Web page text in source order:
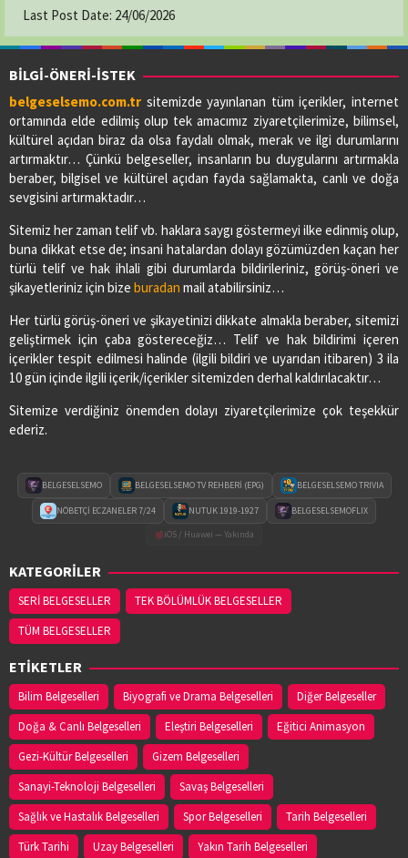
Last Post Date: 24/06/2026
BİLGİ-ÖNERİ-İSTEK
belgeselsemo.com.tr sitemizde yayınlanan tüm içerikler, internet
ortamında elde edilmiş olup tek amacımız ziyaretçilerimize, bilimsel,
kültürel açıdan biraz da olsa faydalı olmak, merak ve ilgi durumlarını
artırmaktır… Çünkü belgeseller, insanların bu duygularını artırmakla
beraber, bilgisel ve kültürel açıdan fayda sağlamakta, canlı ve doğa
sevgisini artırmaktadır…
Sitemiz her zaman telif vb. haklara saygı göstermeyi ilke edinmiş olup,
buna dikkat etse de; insani hatalardan dolayı gözümüzden kaçan her
türlü telif ve hak ihlali gibi durumlarda bildirileriniz, görüş-öneri ve
şikayetleriniz için bize buradan mail atabilirsiniz…
Her türlü görüş-öneri ve şikayetinizi dikkate almakla beraber, sitemizi
geliştirmek için çaba göstereceğiz… Telif ve hak bildirimi içeren
içerikler tespit edilmesi halinde (ilgili bildiri ve uyarıdan itibaren) 3 ila
10 gün içinde ilgili içerik/içerikler sitemizden derhal kaldırılacaktır…
Sitemize verdiğiniz önemden dolayı ziyaretçilerimize çok teşekkür
ederiz.
BELGESELSEMO BELGESELSEMO TV REHBERİ (EPG) BELGESELSEMO TRIVIA
NÖBETÇİ ECZANELER 7/24 NUTUK 1919-1927
BELGESELSEMOFLIX
iOS / Huawei — Yakında
KATEGORİLER
SERİ BELGESELLER
TEK BÖLÜMLÜK BELGESELLER
TÜM BELGESELLER
ETİKETLER
Bilim Belgeselleri Biyografi ve Drama Belgeselleri
Diğer Belgeseller
Doğa & Canlı Belgeselleri
Eleştiri Belgeselleri
Eğitici Animasyon
Gezi-Kültür Belgeselleri
Gizem Belgeselleri
Sanayi-Teknoloji Belgeselleri
Savaş Belgeselleri
Sağlık ve Hastalık Belgeselleri
Spor Belgeselleri
Tarih Belgeselleri
Türk Tarihi
Uzay Belgeselleri Yakın Tarih Belgeselleri